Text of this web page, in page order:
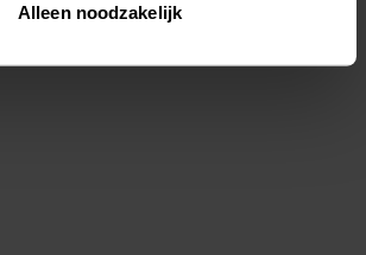
kun je ook zelf instellen welke
Alleen noodzakelijk